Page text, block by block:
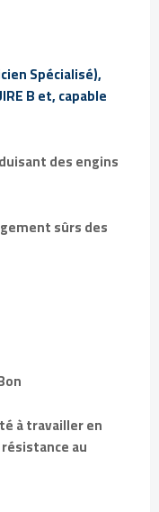
Spécialisé),
B et, capable
des engins
sûrs des
à travailler en
au